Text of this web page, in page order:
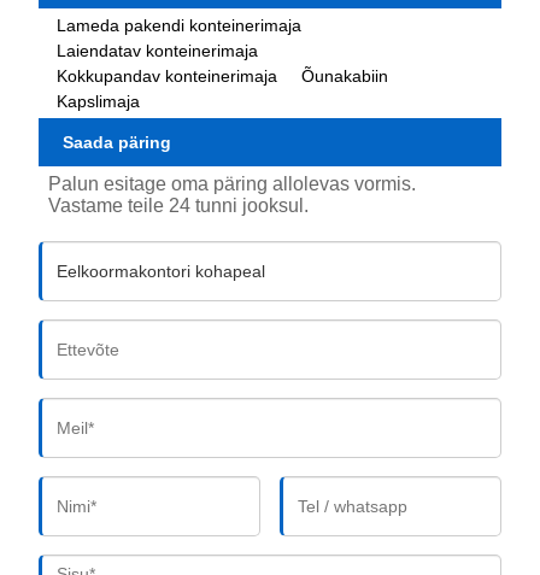
Lameda pakendi konteinerimaja
Laiendatav konteinerimaja
Kokkupandav konteinerimaja
Õunakabiin
Kapslimaja
Saada päring
Palun esitage oma päring allolevas vormis.
Vastame teile 24 tunni jooksul.